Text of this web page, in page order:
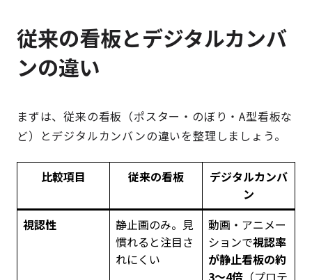
従来の看板とデジタルカンバ
ンの違い
まずは、従来の看板（ポスター・のぼり・A型看板な
ど）とデジタルカンバンの違いを整理しましょう。
比較項目 従来の看板
デジタルカンバ
ン
視認性
静止画のみ。見
慣れると注目さ
れにくい
動画・アニメー
ションで視認率
が静止看板の約
3〜4倍 （プロテ